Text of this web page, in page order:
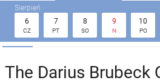
6
CZ
7
PT
8
SO
9
N
10
PO
The Darius Brubeck